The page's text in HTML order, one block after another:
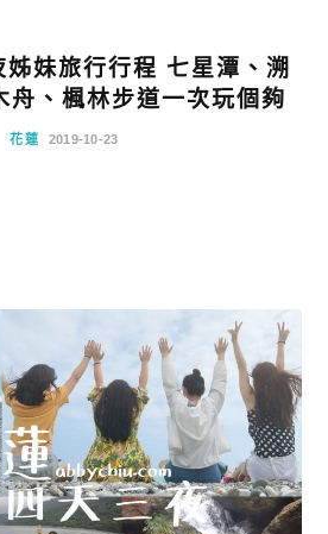
妹旅行行程 七星潭、溯
舟、楓林步道一次玩個夠
花蓮 2019-10-23